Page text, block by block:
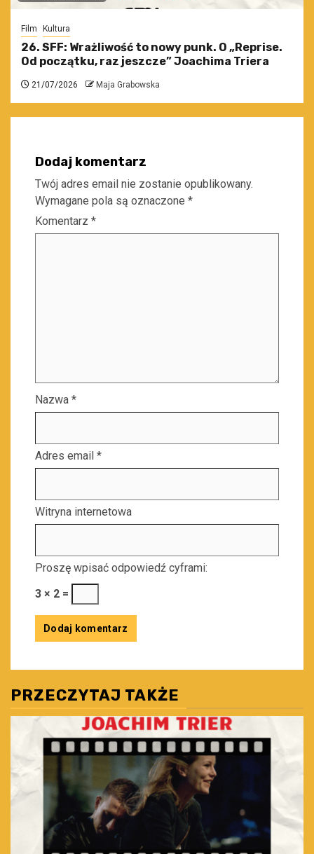
Film Kultura
26. SFF: Wrażliwość to nowy punk. O „Reprise.
Od początku, raz jeszcze” Joachima Triera
21/07/2026 Maja Grabowska
Dodaj komentarz
Twój adres email nie zostanie opublikowany.
Wymagane pola są oznaczone *
Komentarz *
Nazwa *
Adres email *
Witryna internetowa
Proszę wpisać odpowiedź cyframi:
3 × 2 =
PRZECZYTAJ TAKŻE